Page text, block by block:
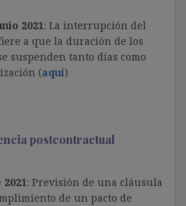
2021: La interrupción del
a que la duración de los
suspenden tanto días como
(aquí)
postcontractual
: Previsión de una cláusula
de un pacto de